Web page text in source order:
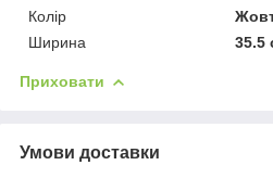
Колір
Ширина
35.5
Приховати
Умови доставки